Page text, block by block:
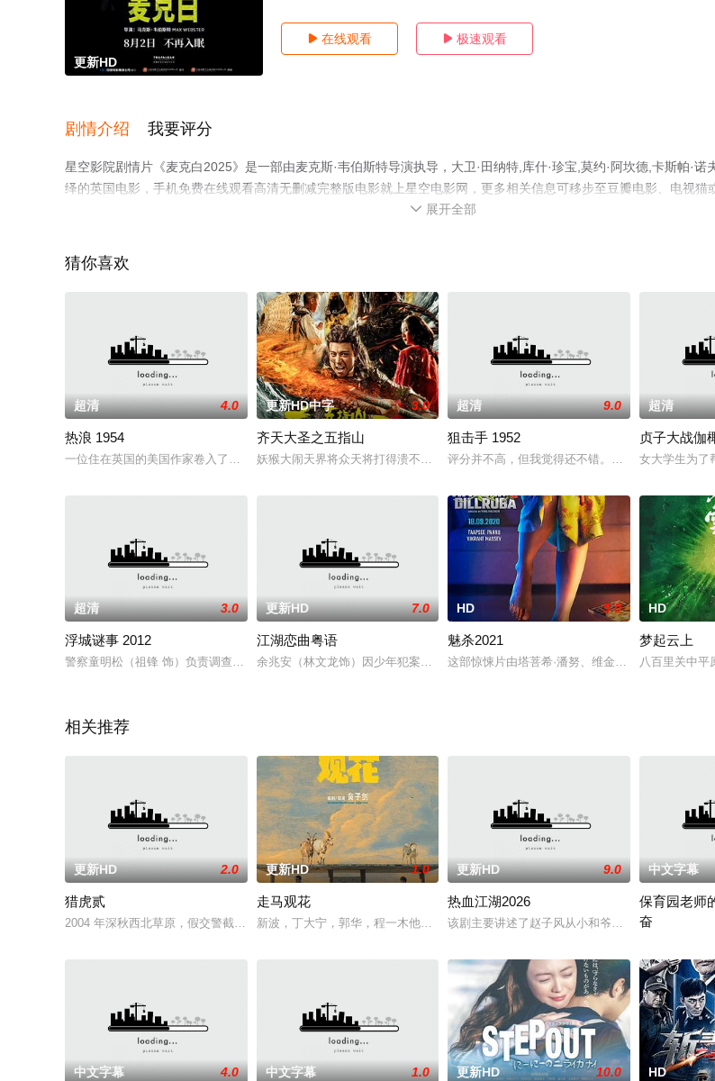
更新HD
 在线观看  极速观看
剧情介绍 我要评分
星空影院剧情片《麦克白2025》是一部由麦克斯·韦伯斯特导演执导，大卫·田纳特,库什·珍宝,莫约·阿坎德,卡斯帕·诺
绎的英国电影，手机免费在线观看高清无删减完整版电影就上星空电影网，更多相关信息可移步至豆瓣电影、电视猫
 展开全部
猜你喜欢
超清 4.0
热浪 1954
一位住在英国的美国作家卷入了一个美丽的金发女郎谋杀她富有丈夫的计划。
更新HD中字 3.0
齐天大圣之五指山
妖猴大闹天界将众天将打得溃不成军，如来前来降服妖猴。将其镇压于五指山内。悟空困
超清 9.0
狙击手 1952
评分并不高，但我觉得还不错。最近迷上了这种黑
超清
贞子大战伽
女大学生为了
超清 3.0
浮城谜事 2012
警察童明松（祖锋 饰）负责调查一起车祸，大学生蚊子（常方源 饰） 意外惨死，童明松决定同哥们儿——喜欢蚊子的修
更新HD 7.0
江湖恋曲粤语
余兆安（林文龙饰）因少年犯案被判入感化院，从此便踏入黑社会之路，恨错难返。安
HD 5.0
魅杀2021
这部惊悚片由塔菩希·潘努、维金兰特·马西和哈什
HD
梦起云上
八百里关中平
相关推荐
更新HD 2.0
猎虎贰
2004 年深秋西北草原，假交警截停铜矿押运车，炸药破箱、两命陨灭，悍匪携枪遁入茫茫戈壁。刑警杨志刚凭现场足迹
更新HD 1.0
走马观花
新波，丁大宁，郭华，程一木他们毕业于同一所大学。他们和很多年轻人一样，自以为是
更新HD 9.0
热血江湖2026
该剧主要讲述了赵子风从小和爷爷在乡下习武，长
中文字幕
保育园老师
奋
中文字幕 4.0 中文字幕 1.0 更新HD 10.0 HD